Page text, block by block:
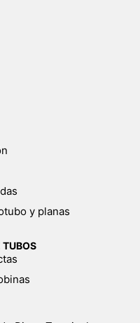
y planas
TUBOS